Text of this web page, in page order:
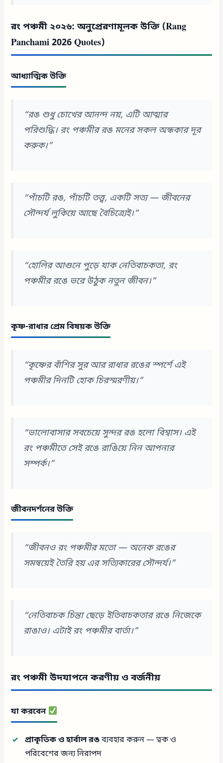
রং পঞ্চমী ২০২৬: অনুপ্রেরণামূলক উক্তি (Rang
Panchami 2026 Quotes)
আধ্যাত্মিক উক্তি
“রঙ শুধু চোখের আনন্দ নয়, এটি আত্মার
পরিশুদ্ধি। রং পঞ্চমীর রঙ মনের সকল অন্ধকার দূর
করুক।”
“পাঁচটি রঙ, পাঁচটি তত্ত্ব, একটি সত্য — জীবনের
সৌন্দর্য লুকিয়ে আছে বৈচিত্র্যেই।”
“হোলির আগুনে পুড়ে যাক নেতিবাচকতা, রং
পঞ্চমীর রঙে ভরে উঠুক নতুন জীবন।”
কৃষ্ণ-রাধার প্রেম বিষয়ক উক্তি
“কৃষ্ণের বাঁশির সুর আর রাধার রঙের স্পর্শে এই
পঞ্চমীর দিনটি হোক চিরস্মরণীয়।”
“ভালোবাসার সবচেয়ে সুন্দর রঙ হলো বিশ্বাস। এই
রং পঞ্চমীতে সেই রঙে রাঙিয়ে নিন আপনার
সম্পর্ক।”
জীবনদর্শনের উক্তি
“জীবনও রং পঞ্চমীর মতো — অনেক রঙের
সমন্বয়েই তৈরি হয় এর সত্যিকারের সৌন্দর্য।”
“নেতিবাচক চিন্তা ছেড়ে ইতিবাচকতার রঙে নিজেকে
রাঙাও। এটাই রং পঞ্চমীর বার্তা।”
রং পঞ্চমী উদযাপনে করণীয় ও বর্জনীয়
যা করবেন
প্রাকৃতিক ও হার্বাল রঙব্যবহার করুন — ত্বক ও
পরিবেশের জন্য নিরাপদ